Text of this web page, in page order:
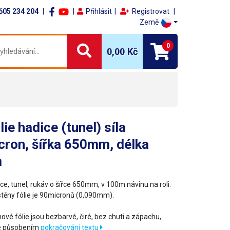
234 204 Přihlásit
Registrovat
Země
0,00 Kč
0
hadice (tunel) síla
šířka 650mm, délka
tunel, rukáv o šířce 650mm, v 100m návinu na roli.
fólie je 90micronů (0,090mm).
fólie jsou bezbarvé, čiré, bez chuti a zápachu,
působenímpokračování textu